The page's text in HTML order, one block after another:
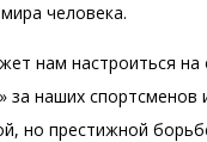
человека.
нам настроиться на
за наших спортсменов
но престижной